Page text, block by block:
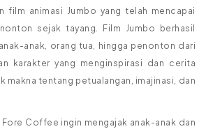
film animasi Jumbo yang telah mencapai
sejak tayang. Film Jumbo berhasil
anak, orang tua, hingga penonton dari
karakter yang menginspirasi dan cerita
makna tentang petualangan, imajinasi, dan
Coffee ingin mengajak anak-anak dan